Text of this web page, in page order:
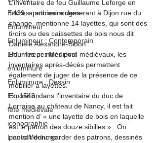
Encres : encres rouges
Enlumineur
Enlumineur : Contemporain
Enlumineur : Médiéval
enluminure
Enluminure : Dessin
Exposition
fête médiévale
iconographie
Liants/Médiums
L’inventaire de feu Guillaume Leforge en
1439, apothicaire demerant à Dijon rue du
change, mentionne 14 layettes, qui sont des
tiroirs ou des caissettes de bois nous dit
Danièle Alexandre-Bidon .
Pour les peintres post-médiévaux, les
inventaires après-décès permettent
également de juger de la présence de ce
mobilier à layettes.
En 1543, dans l’inventaire du duc de
Lorraine au château de Nancy, il est fait
mention d’ « une layette de bois en laquelle
est le patron des douze sibilles ».  On
pouvait donc garder des patrons, dessinés